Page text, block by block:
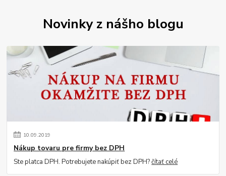
Novinky z nášho blogu
10.09.2019
Nákup tovaru pre firmy bez DPH
Ste platca DPH. Potrebujete nakúpiť bez DPH?čítať celé